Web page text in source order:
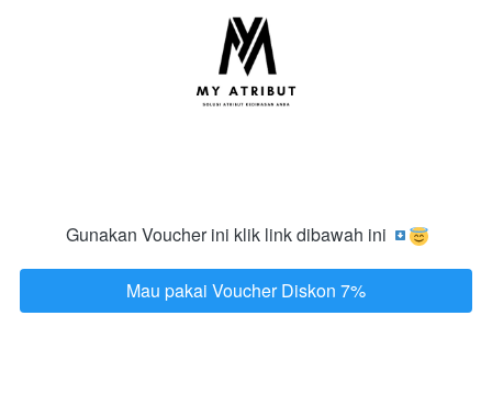
Gunakan Voucher ini klik link dibawah ini
`Mau pakai Voucher Diskon 7%